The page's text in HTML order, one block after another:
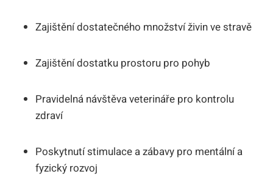
Zajištění dostatečného množství živin ve stravě
Zajištění‌ dostatku prostoru pro ‌pohyb
Pravidelná návštěva veterináře ⁣pro kontrolu
zdraví
Poskytnutí stimulace a zábavy pro mentální a
fyzický rozvoj